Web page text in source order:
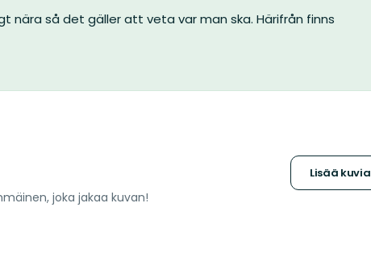
nära så det gäller att veta var man ska. Härifrån finns
Lisää kuvia
joka jakaa kuvan!